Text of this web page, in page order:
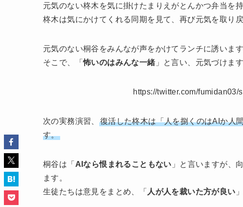
元気のない柊木を気に掛けたまりえがとんかつ弁当を
柊木は気にかけてくれる同期を見て、再び元気を取り戻
元気のない桐谷をみんなが声をかけてランチに誘います
そこで、「怖いのはみんな一緒 」と言い、元気づけます
https://twitter.com/
次の実務演習、
復活した柊木は「人を捌くのはAIか人
す。
桐谷は「 AIなら恨まれることもない 」と言いますが、
ます。
生徒たちは意見をまとめ、「 人が人を裁いた方が良い